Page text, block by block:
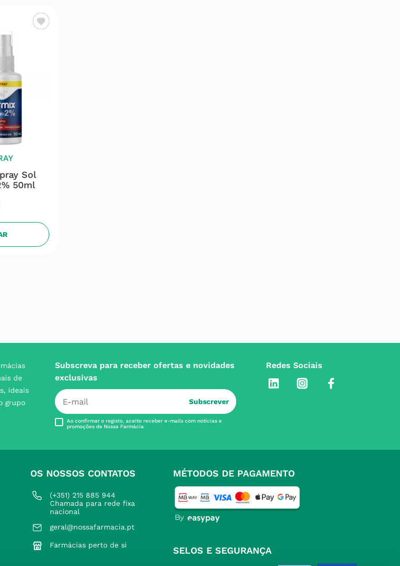
Sol
50ml
de
ideais
grupo
Subscreva para receber ofertas e novidades
exclusivas
Subscrever
Ao confirmar o registo, aceito receber e-mails com notícias e
promoções da Nossa Farmácia
Redes Sociais
OS NOSSOS CONTATOS
(+351) 215 885 944
Chamada para rede fixa
nacional
geral@nossafarmacia.pt
Farmácias perto de si
MÉTODOS DE PAGAMENTO
SELOS E SEGURANÇA